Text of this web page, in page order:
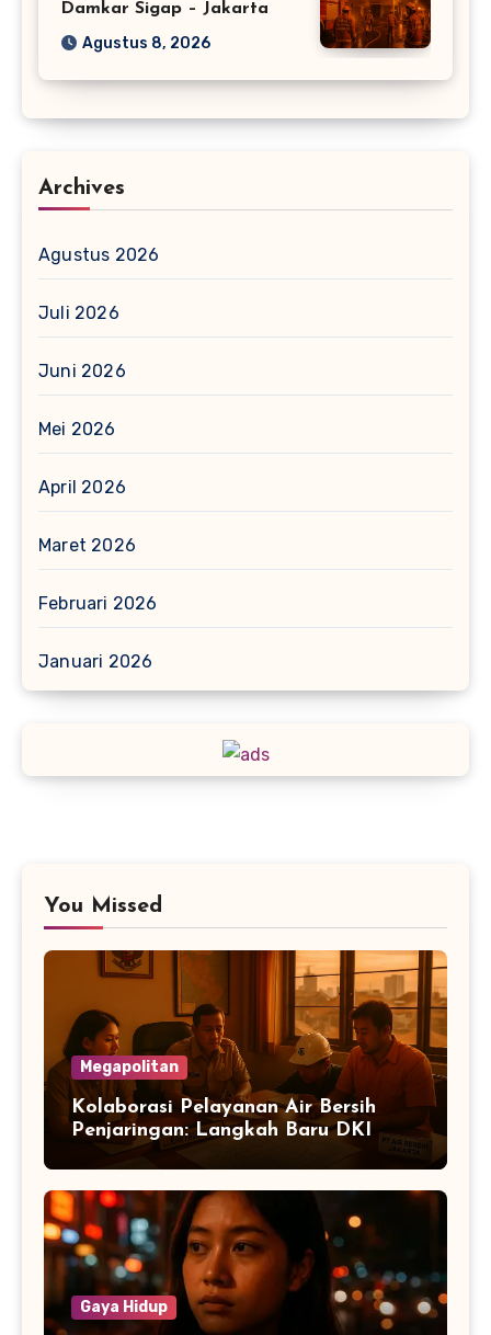
Damkar Sigap – Jakarta
Agustus 8, 2026
Archives
Agustus 2026
Juli 2026
Juni 2026
Mei 2026
April 2026
Maret 2026
Februari 2026
Januari 2026
You Missed
Megapolitan
Kolaborasi Pelayanan Air Bersih
Penjaringan: Langkah Baru DKI
Gaya Hidup